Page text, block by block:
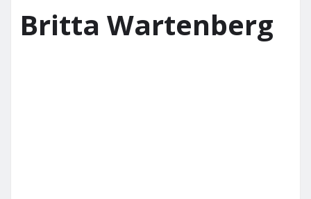
Britta Wartenberg